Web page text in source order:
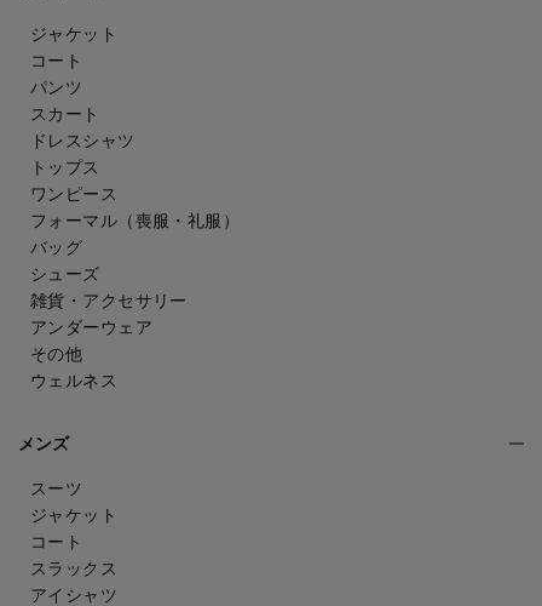
ジャケット
コート
パンツ
スカート
ドレスシャツ
トップス
ワンピース
フォーマル（喪服・礼服）
バッグ
シューズ
雑貨・アクセサリー
アンダーウェア
その他
ウェルネス
メンズ
スーツ
ジャケット
コート
スラックス
アイシャツ